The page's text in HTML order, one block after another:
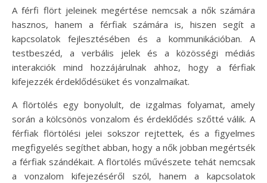
A férfi flört jeleinek megértése nemcsak a nők számára
hasznos, hanem a férfiak számára is, hiszen segít a
kapcsolatok fejlesztésében és a kommunikációban. A
testbeszéd, a verbális jelek és a közösségi médiás
interakciók mind hozzájárulnak ahhoz, hogy a férfiak
kifejezzék érdeklődésüket és vonzalmaikat.
A flörtölés egy bonyolult, de izgalmas folyamat, amely
során a kölcsönös vonzalom és érdeklődés szőtté válik. A
férfiak flörtölési jelei sokszor rejtettek, és a figyelmes
megfigyelés segíthet abban, hogy a nők jobban megértsék
a férfiak szándékait. A flörtölés művészete tehát nemcsak
a vonzalom kifejezéséről szól, hanem a kapcsolatok